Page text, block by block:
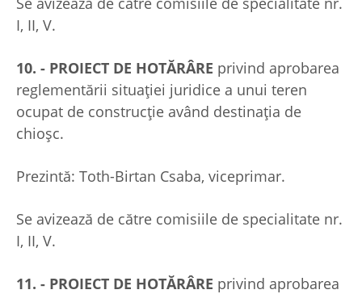
I, II, V.
10. - PROIECT DE HOTĂRÂRE privind aprobarea
reglementării situației juridice a unui teren
ocupat de construcție având destinația de
chioșc.
Prezintă: Toth-Birtan Csaba, viceprimar.
Se avizează de către comisiile de specialitate nr.
I, II, V.
11. - PROIECT DE HOTĂRÂRE privind aprobarea